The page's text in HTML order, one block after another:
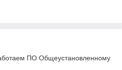
ПО Общеустановленному